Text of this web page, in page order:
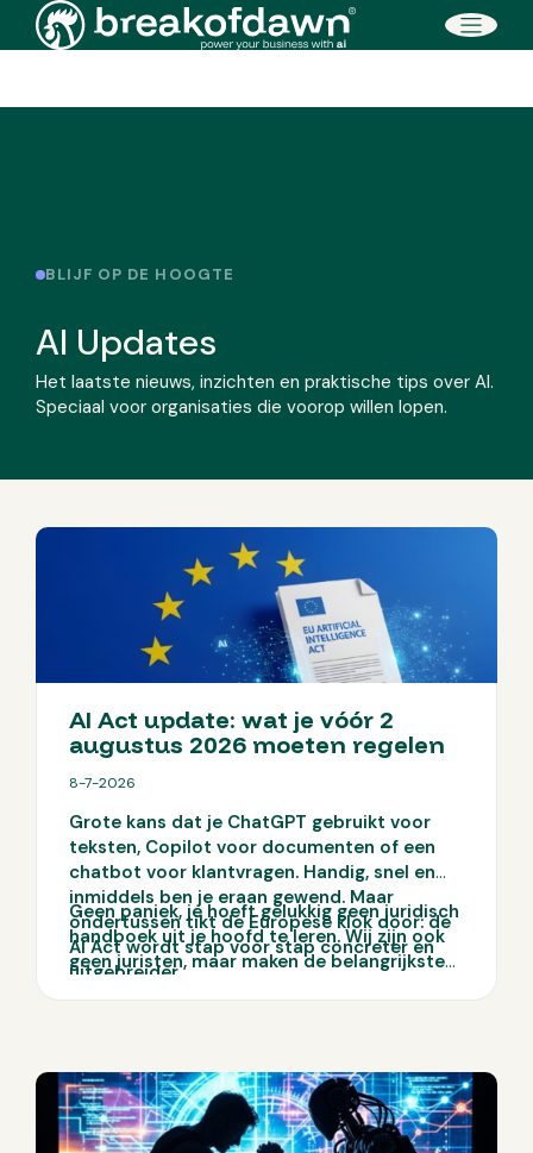
BLIJF OP DE HOOGTE
AI Updates
Het laatste nieuws, inzichten en praktische tips over AI.
Speciaal voor organisaties die voorop willen lopen.
AI Act update: wat je vóór 2
augustus 2026 moeten regelen
8-7-2026
Grote kans dat je ChatGPT gebruikt voor
teksten, Copilot voor documenten of een
chatbot voor klantvragen. Handig, snel en
inmiddels ben je eraan gewend. Maar
ondertussen tikt de Europese klok door: de
AI Act wordt stap voor stap concreter en
uitgebreider.
Geen paniek, je hoeft gelukkig geen juridisch
handboek uit je hoofd te leren. Wij zijn ook
geen juristen, maar maken de belangrijkste